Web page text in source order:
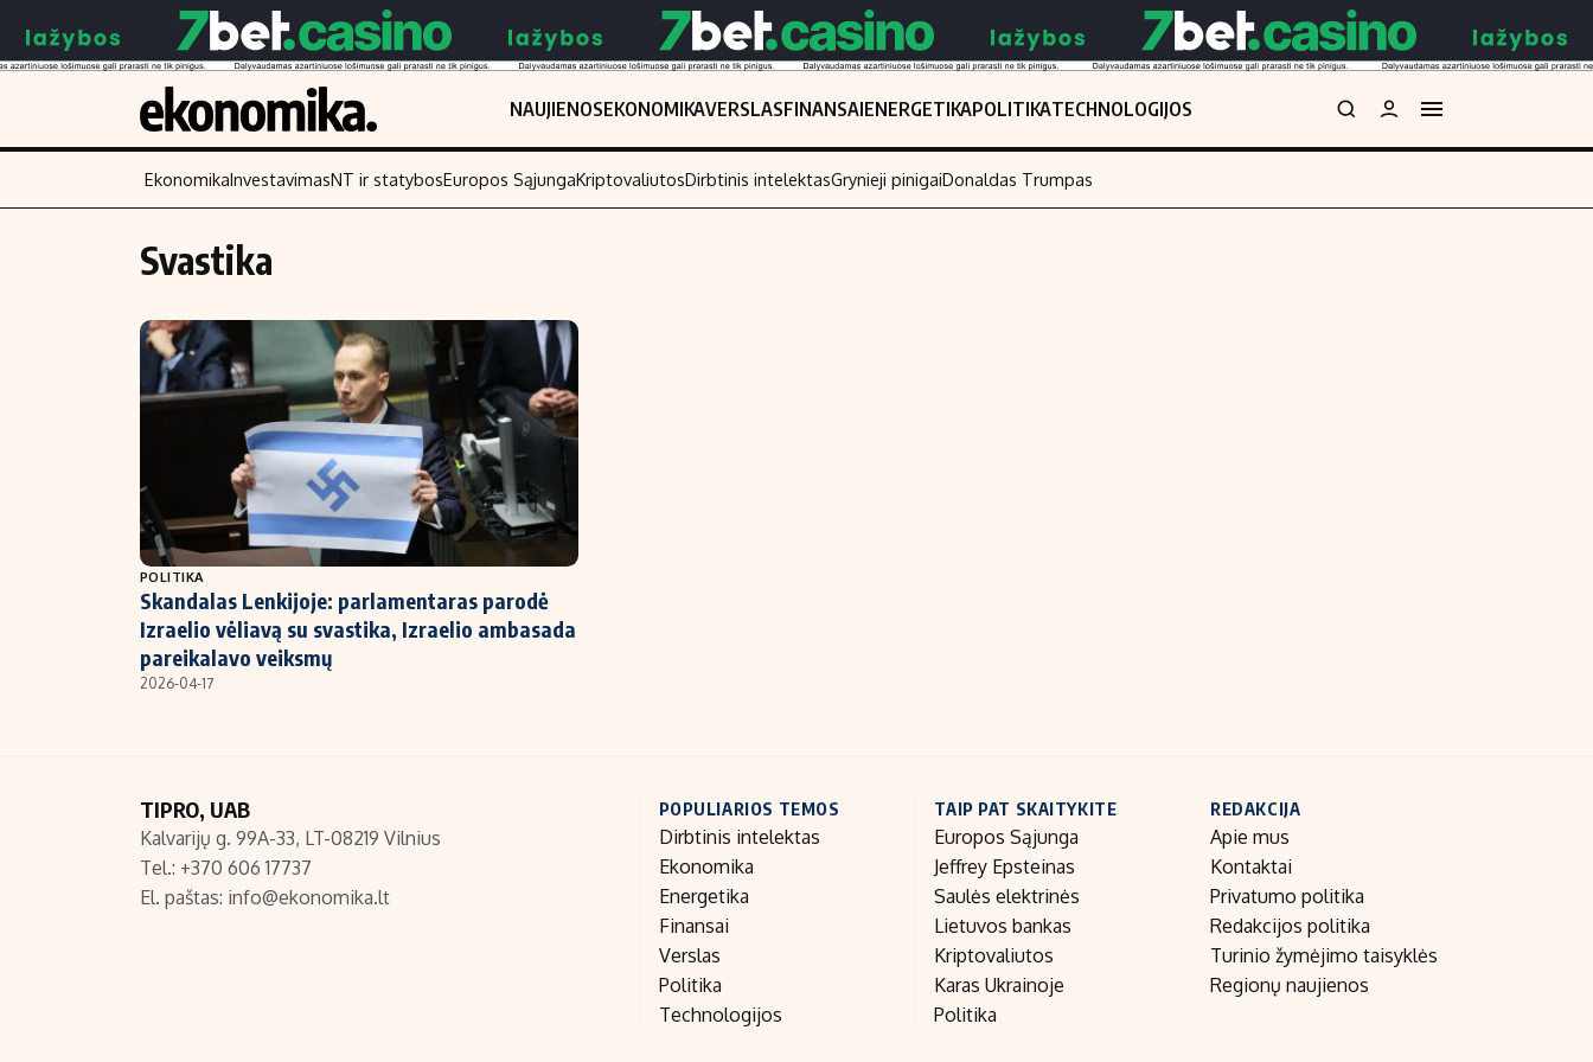
NAUJIENOSEKONOMIKAVERSLASFINANSAIENERGETIKAPOLITIKATECHNOLOGIJOS
Turinys
Naujienos
Aplinka
Verslas
Politika
NT ir statybos
Finansai
Įmonės
Žemės ūkis
Technologijos
Laisvalaikis
EkonomikaInvestavimasNT ir statybosEuropos SąjungaKriptovaliutosDirbtinis intelektasGrynieji pinigaiDonaldas Trumpas
Svastika
POLITIKA
Skandalas Lenkijoje: parlamentaras parodė
Izraelio vėliavą su svastika, Izraelio ambasada
pareikalavo veiksmų
2026-04-17
TIPRO, UAB
Kalvarijų g. 99A-33, LT-08219 Vilnius
Tel.: +370 606 17737
El. paštas: info@ekonomika.lt
POPULIARIOS TEMOS
Dirbtinis intelektas
Ekonomika
Energetika
Finansai
Verslas
Politika
Technologijos
TAIP PAT SKAITYKITE
Europos Sąjunga
Jeffrey Epsteinas
Saulės elektrinės
Lietuvos bankas
Kriptovaliutos
Karas Ukrainoje
Politika
REDAKCIJA
Apie mus
Kontaktai
Privatumo politika
Redakcijos politika
Turinio žymėjimo taisyklės
Regionų naujienos